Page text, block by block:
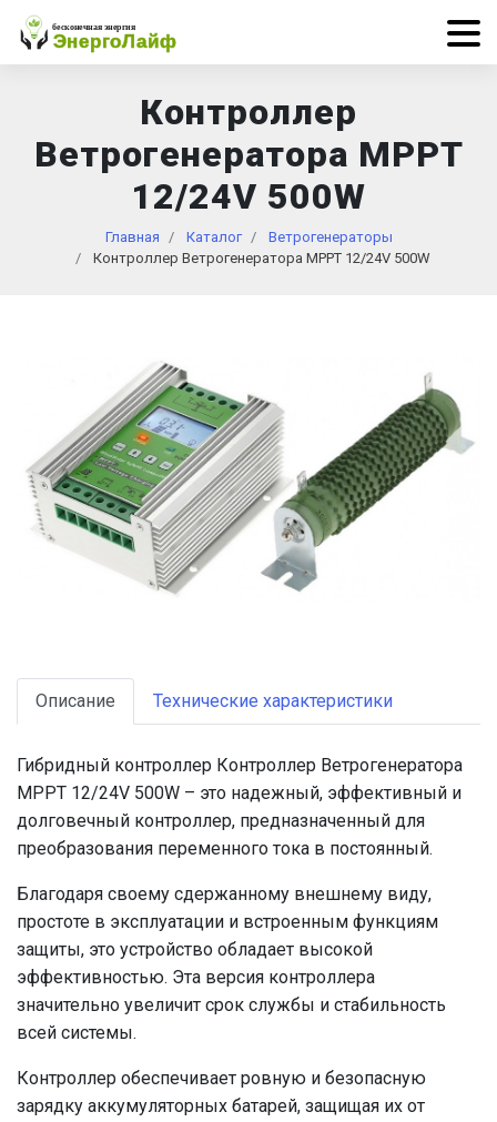
Контроллер
Ветрогенератора MPPT
12/24V 500W
Главная Каталог
Ветрогенераторы
Контроллер Ветрогенератора MPPT 12/24V 500W
Описание Технические характеристики
Гибридный контроллер Контроллер Ветрогенератора
MPPT 12/24V 500W – это надежный, эффективный и
долговечный контроллер, предназначенный для
преобразования переменного тока в постоянный.
Благодаря своему сдержанному внешнему виду,
простоте в эксплуатации и встроенным функциям
защиты, это устройство обладает высокой
эффективностью. Эта версия контроллера
значительно увеличит срок службы и стабильность
всей системы.
Контроллер обеспечивает ровную и безопасную
зарядку аккумуляторных батарей, защищая их от